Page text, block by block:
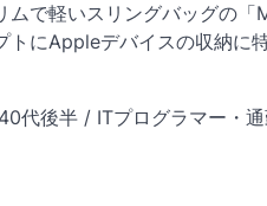
ムで軽いスリングバッグの
トにAppleデバイスの収納に
代後半 / ITプログラマー・